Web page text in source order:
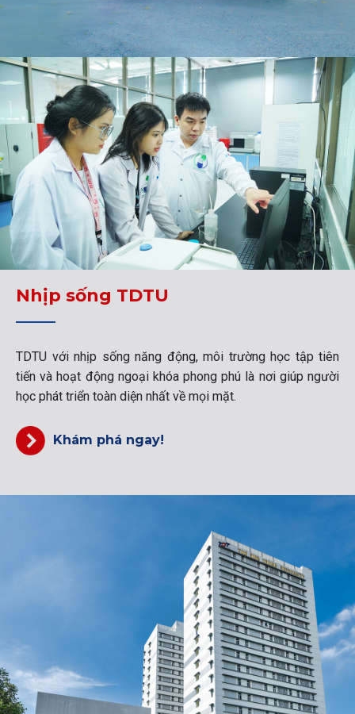
Nhịp sống TDTU
TDTU với nhịp sống năng động, môi trường học tập tiên
tiến và hoạt động ngoại khóa phong phú là nơi giúp người
học phát triển toàn diện nhất về mọi mặt.
Khám phá ngay!